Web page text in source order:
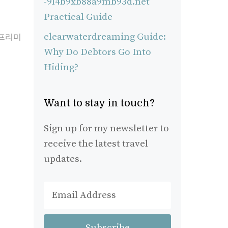
리미
Practical Guide
clearwaterdreaming Guide:
Why Do Debtors Go Into
Hiding?
Want to stay in touch?
Sign up for my newsletter to
receive the latest travel
updates.